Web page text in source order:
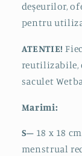
deșeurilor,
pentru
ATENTIE!
reutilizabile,
saculet
Marimi:
S– 18 x 18
menstrual